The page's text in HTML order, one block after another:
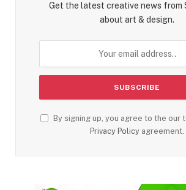
Get the latest creative news from
about art & design.
By signing up, you agree to the our
Privacy Policy agreement.